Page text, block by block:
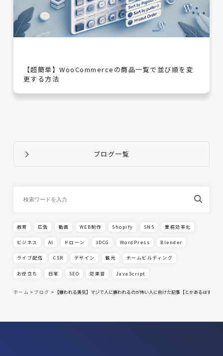
【超簡単】WooCommerceの商品一覧で並び順を変
更する方法
ブログ一覧
教育 広告 動画 WEB制作 Shopify SNS 業務効率化
ビジネス AI ドローン 3DCG WordPress Blender
ライブ配信 CSR デザイン 観光 チームビルディング
お役立ち 日常 SEO 効果音 JavaScript
ホーム > ブログ > 【嫌われる勇気】マジで人に嫌われるのが怖い人に向けた記事【とかあるはずない